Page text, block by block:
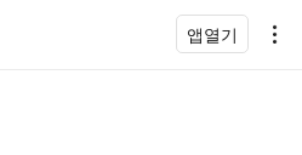
앱열기